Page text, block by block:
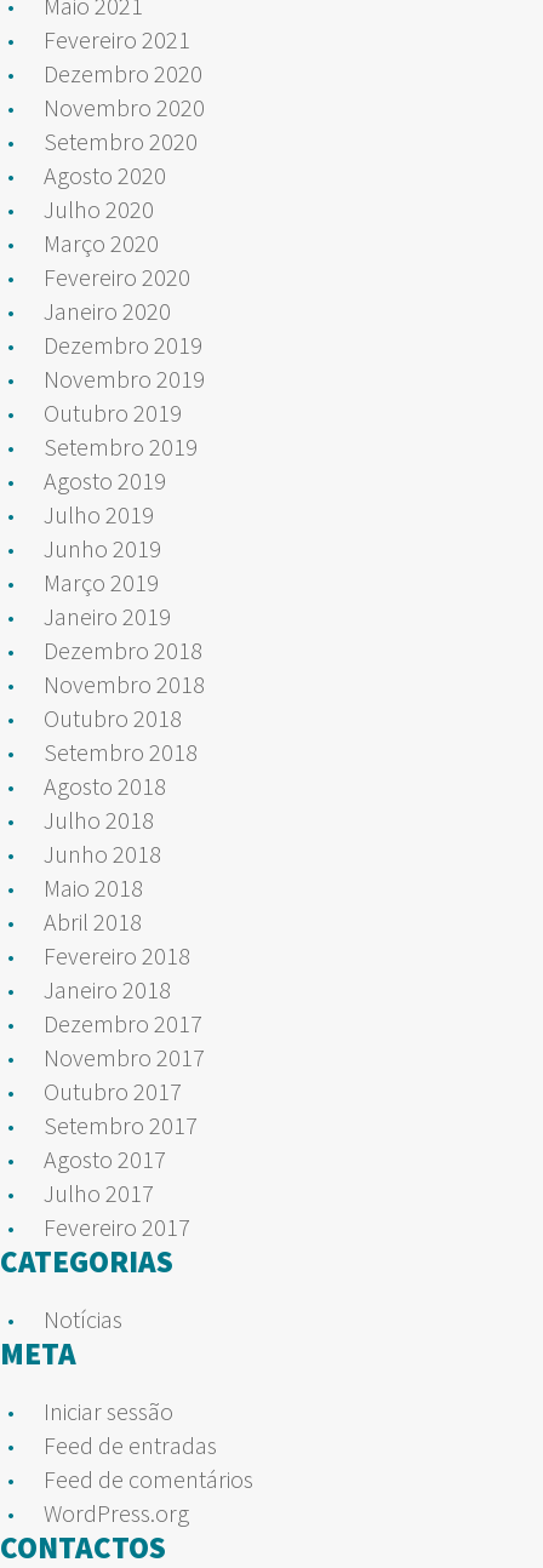
Fevereiro 2021
Dezembro 2020
Novembro 2020
Setembro 2020
Agosto 2020
Julho 2020
Março 2020
Fevereiro 2020
Janeiro 2020
Dezembro 2019
Novembro 2019
Outubro 2019
Setembro 2019
Agosto 2019
Julho 2019
Junho 2019
Março 2019
Janeiro 2019
Dezembro 2018
Novembro 2018
Outubro 2018
Setembro 2018
Agosto 2018
Julho 2018
Junho 2018
Maio 2018
Abril 2018
Fevereiro 2018
Janeiro 2018
Dezembro 2017
Novembro 2017
Outubro 2017
Setembro 2017
Agosto 2017
Julho 2017
Fevereiro 2017
CATEGORIAS
Notícias
META
Iniciar sessão
Feed de entradas
Feed de comentários
WordPress.org
CONTACTOS